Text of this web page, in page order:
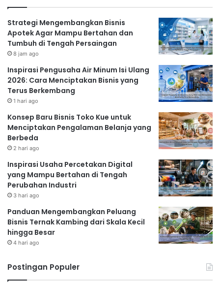
Strategi Mengembangkan Bisnis
Apotek Agar Mampu Bertahan dan
Tumbuh di Tengah Persaingan
8 jam ago
Inspirasi Pengusaha Air Minum Isi Ulang
2026: Cara Menciptakan Bisnis yang
Terus Berkembang
1 hari ago
Konsep Baru Bisnis Toko Kue untuk
Menciptakan Pengalaman Belanja yang
Berbeda
2 hari ago
Inspirasi Usaha Percetakan Digital
yang Mampu Bertahan di Tengah
Perubahan Industri
3 hari ago
Panduan Mengembangkan Peluang
Bisnis Ternak Kambing dari Skala Kecil
hingga Besar
4 hari ago
Postingan Populer